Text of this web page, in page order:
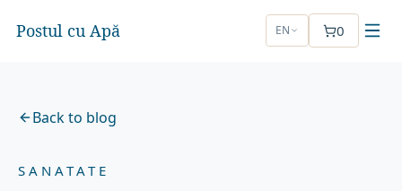
Postul cu Apă EN 0
Back to blog
SANATATE